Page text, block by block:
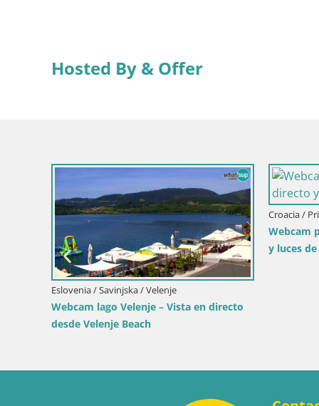
Hosted By & Offer
Eslovenia / Savinjska / Velenje
Webcam lago Velenje – Vista en directo
desde Velenje Beach
Croacia /
Webcam
y luces